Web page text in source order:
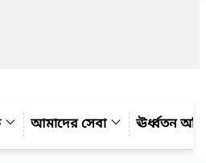
আমাদের সেবা ঊর্ধ্বতন